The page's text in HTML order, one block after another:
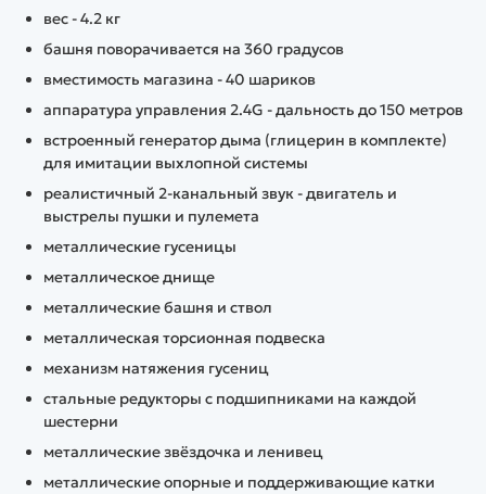
вес - 4.2 кг
башня поворачивается на 360 градусов
вместимость магазина - 40 шариков
аппаратура управления 2.4G - дальность до 150 метров
встроенный генератор дыма (глицерин в комплекте)
для имитации выхлопной системы
реалистичный 2-канальный звук - двигатель и
выстрелы пушки и пулемета
металлические гусеницы
металлическое днище
металлические башня и ствол
металлическая торсионная подвеска
механизм натяжения гусениц
стальные редукторы с подшипниками на каждой
шестерни
металлические звёздочка и ленивец
металлические опорные и поддерживающие катки